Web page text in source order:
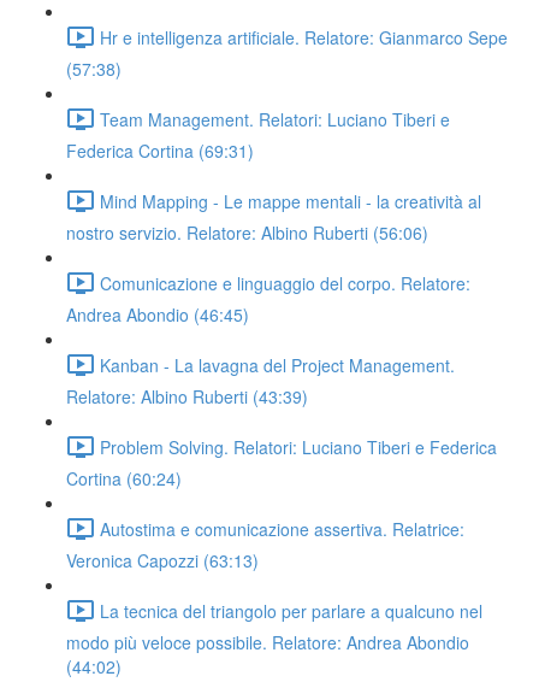
Hr e intelligenza artificiale. Relatore: Gianmarco Sepe
(57:38)
Team Management. Relatori: Luciano Tiberi e
Federica Cortina (69:31)
Mind Mapping - Le mappe mentali - la creatività al
nostro servizio. Relatore: Albino Ruberti (56:06)
Comunicazione e linguaggio del corpo. Relatore:
Andrea Abondio (46:45)
Kanban - La lavagna del Project Management.
Relatore: Albino Ruberti (43:39)
Problem Solving. Relatori: Luciano Tiberi e Federica
Cortina (60:24)
Autostima e comunicazione assertiva. Relatrice:
Veronica Capozzi (63:13)
La tecnica del triangolo per parlare a qualcuno nel
modo più veloce possibile. Relatore: Andrea Abondio
(44:02)